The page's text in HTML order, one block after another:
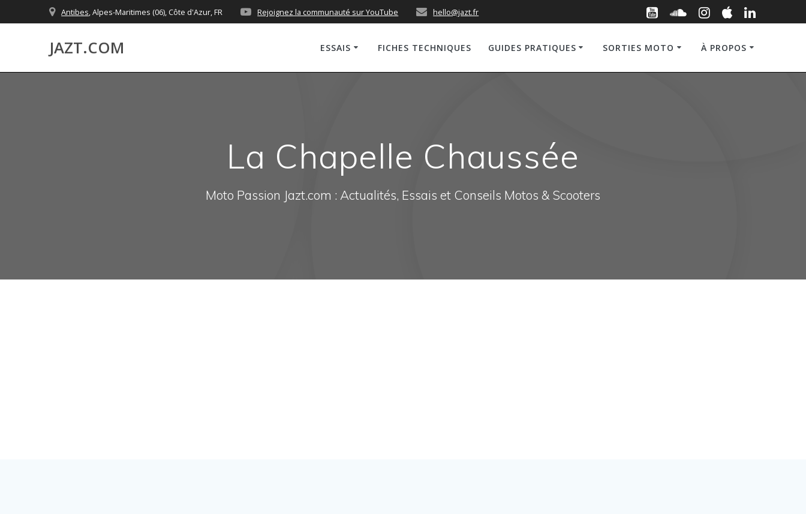
to
Antibes, Alpes-Maritimes (06), Côte d'Azur, FR Rejoignez la communauté sur YouTube hello@jazt.fr
JAZT.COM ESSAIS FICHES TECHNIQUES GUIDES PRATIQUES SORTIES MOTO À PROPOS
La Chapelle Chaussée
Moto Passion Jazt.com : Actualités, Essais et Conseils Motos & Scooters